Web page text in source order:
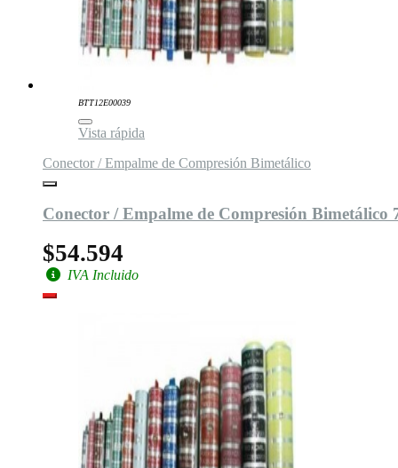
BTT12E00039
Vista rápida
Conector / Empalme de Compresión Bimetálico
Conector / Empalme de Compresión Bimetálico
$54.594
IVA Incluido